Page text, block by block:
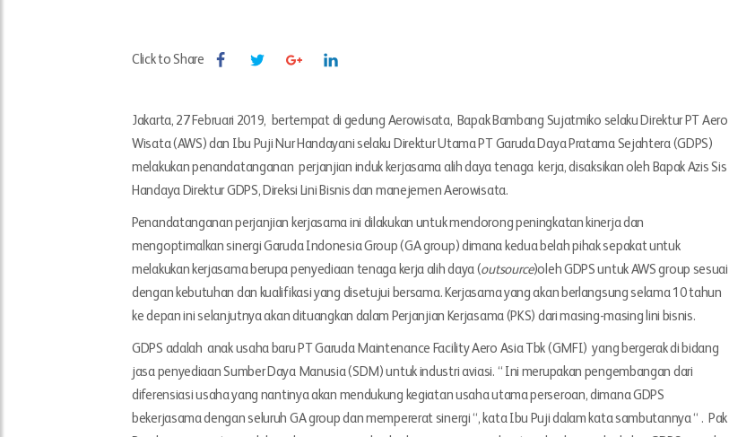
Click to Share
Jakarta, 27 Februari 2019, bertempat di gedung Aerowisata, Bapak Bambang Sujatmiko selaku Direktur PT Aero
Wisata (AWS) dan Ibu Puji Nur Handayani selaku Direktur Utama PT Garuda Daya Pratama Sejahtera (GDPS)
melakukan penandatanganan perjanjian induk kerjasama alih daya tenaga kerja, disaksikan oleh Bapak Azis Sis
Handaya Direktur GDPS, Direksi Lini Bisnis dan manejemen Aerowisata.
Penandatanganan perjanjian kerjasama ini dilakukan untuk mendorong peningkatan kinerja dan
mengoptimalkan sinergi Garuda Indonesia Group (GA group) dimana kedua belah pihak sepakat untuk
melakukan kerjasama berupa penyediaan tenaga kerja alih daya (outsource)oleh GDPS untuk AWS group sesuai
dengan kebutuhan dan kualifikasi yang disetujui bersama. Kerjasama yang akan berlangsung selama 10 tahun
ke depan ini selanjutnya akan dituangkan dalam Perjanjian Kerjasama (PKS) dari masing-masing lini bisnis.
GDPS adalah anak usaha baru PT Garuda Maintenance Facility Aero Asia Tbk (GMFI) yang bergerak di bidang
jasa penyediaan Sumber Daya Manusia (SDM) untuk industri aviasi. “ Ini merupakan pengembangan dari
diferensiasi usaha yang nantinya akan mendukung kegiatan usaha utama perseroan, dimana GDPS
bekerjasama dengan seluruh GA group dan mempererat sinergi “, kata Ibu Puji dalam kata sambutannya “ . Pak